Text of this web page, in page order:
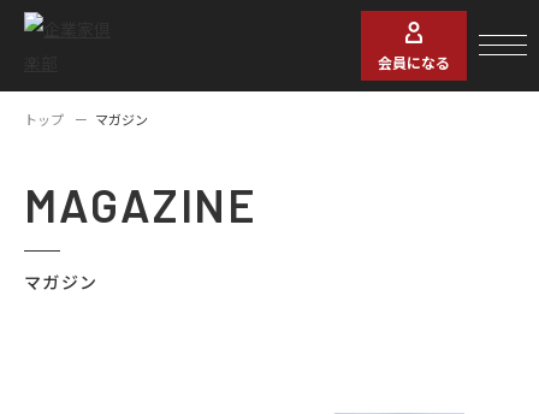
会員になる
トップ マガジン
MAGAZINE
マガジン